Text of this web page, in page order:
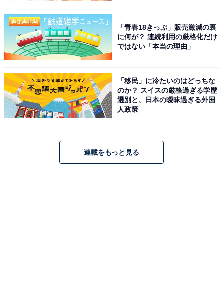
「青春18きっぷ」販売激減の裏
に何が？ 連続利用の厳格化だけ
ではない「本当の理由」
「移民」に冷たいのはどっちな
のか？ スイスの厳格過ぎる学歴
選別と、日本の曖昧過ぎる外国
人政策
連載をもっと見る